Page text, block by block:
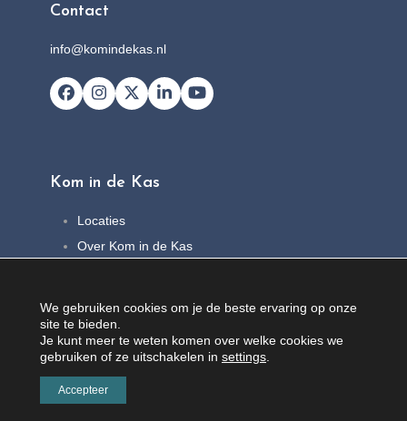
Contact
info@komindekas.nl
Facebook
Instagram
X LinkedInYouTube
Kom in de Kas
Locaties
Over Kom in de Kas
Contact
We gebruiken cookies om je de beste ervaring op onze
site te bieden.
Je kunt meer te weten komen over welke cookies we
gebruiken of ze uitschakelen in settings
Accepteer